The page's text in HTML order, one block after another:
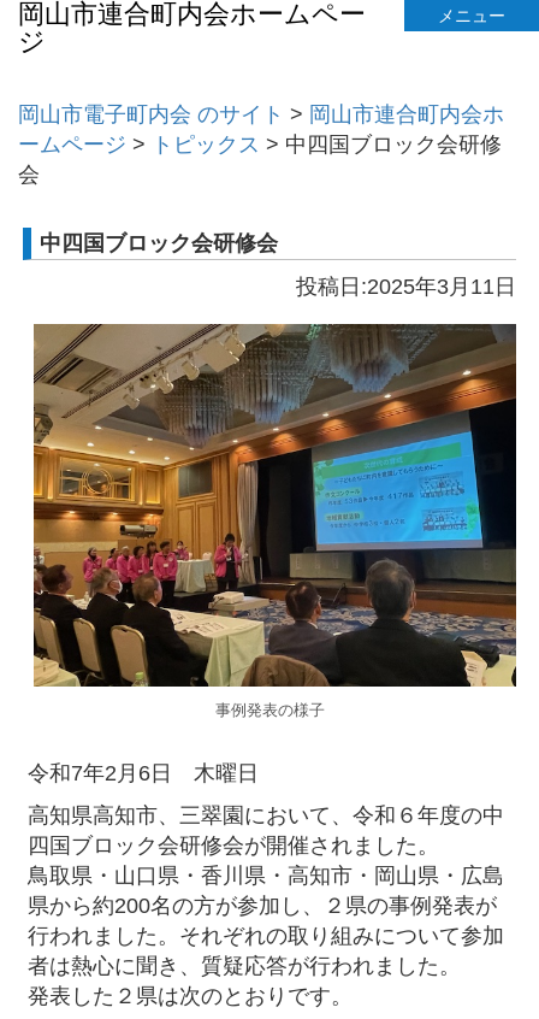
岡山市連合町内会ホームペー
ジ
メニュー
岡山市電子町内会 のサイト > 岡山市連合町内会ホ
ームページ > トピックス > 中四国ブロック会研修
会
中四国ブロック会研修会
投稿日:2025年3月11日
事例発表の様子
令和7年2月6日 木曜日
高知県高知市、三翠園において、令和６年度の中
四国ブロック会研修会が開催されました。
鳥取県・山口県・香川県・高知市・岡山県・広島
県から約200名の方が参加し、２県の事例発表が
行われました。それぞれの取り組みについて参加
者は熱心に聞き、質疑応答が行われました。
発表した２県は次のとおりです。